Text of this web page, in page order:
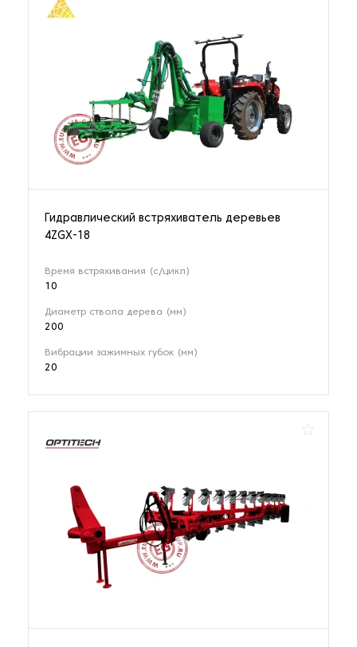
Гидравлический встряхиватель деревьев
4ZGX-18
Время встряхивания (с/цикл)
10
Диаметр ствола дерева (мм)
200
Вибрации зажимных губок (мм)
20